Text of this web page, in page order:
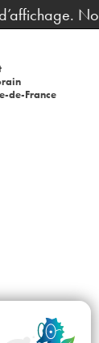
de-France